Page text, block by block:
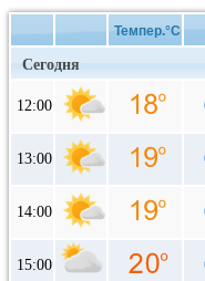
Темпер.°C
Сегодня
12:00
13:00
14:00
15:00